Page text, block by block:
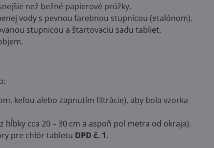
než bežné papierové prúžky.
vody s pevnou farebnou stupnicou (etalónom).
stupnicou a štartovaciu sadu tabliet.
kefou alebo zapnutím filtrácie), aby bola vzorka
cca 20 – 30 cm a aspoň pol metra od okraja).
pre chlór tabletu DPD č. 1.